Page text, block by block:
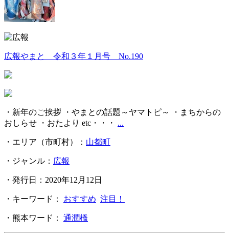
広報やまと 令和３年１月号 No.190
・新年のご挨拶 ・やまとの話題～ヤマトピ～ ・まちからの
おしらせ ・おたより etc・・・ ...
・エリア（市町村）： 山都町
・ジャンル： 広報
・発行日：2020年12月12日
・キーワード： おすすめ 注目！
・熊本ワード： 通潤橋